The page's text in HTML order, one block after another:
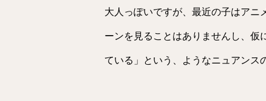
大人っぽいですが、最近の子はアニ
ーンを見ることはありませんし、仮
ている」という、ようなニュアンス